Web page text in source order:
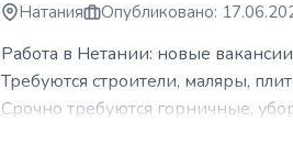
Натания Опубликовано:
Работа в Нетании: новые
Требуются строители, маляры,
Срочно требуются горничные,